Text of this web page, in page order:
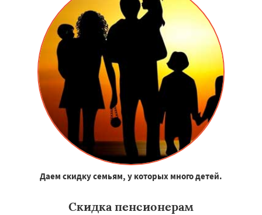
Даем скидку семьям, у которых много детей.
Скидка пенсионерам